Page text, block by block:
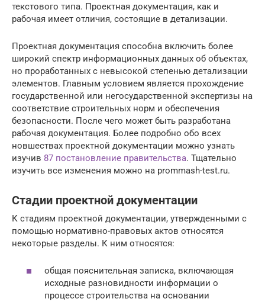
текстового типа. Проектная документация, как и
рабочая имеет отличия, состоящие в детализации.
Проектная документация способна включить более
широкий спектр информационных данных об объектах,
но проработанных с невысокой степенью детализации
элементов. Главным условием является прохождение
государственной или негосударственной экспертизы на
соответствие строительных норм и обеспечения
безопасности. После чего может быть разработана
рабочая документация. Более подробно обо всех
новшествах проектной документации можно узнать
изучив 87 постановление правительства. Тщательно
изучить все изменения можно на prommash-test.ru.
Стадии проектной документации
К стадиям проектной документации, утвержденными с
помощью нормативно-правовых актов относятся
некоторые разделы. К ним относятся:
общая пояснительная записка, включающая
исходные разновидности информации о
процессе строительства на основании